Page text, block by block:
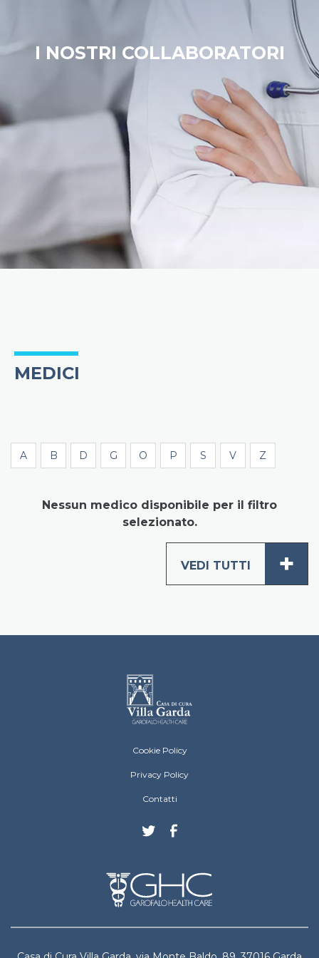
I NOSTRI COLLABORATORI
MEDICI
A B D G O P S V Z
Nessun medico disponibile per il filtro
selezionato.
VEDI TUTTI +
Villa Garda Footer menu
Cookie Policy
Privacy Policy
Contatti